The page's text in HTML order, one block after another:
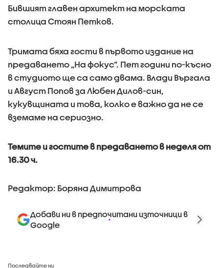
Бившият главен архитект на морската
столица Стоян Петков.
Тримата бяха гости в първото издание на
предаването „На фокус“. Пет години по-късно
в студиото ще са само двама. Влади Въргала
и Август Попов за Любен Дилов-син,
кукувщината и това, колко е важно да не се
вземаме на сериозно.
Темите и гостите в предаването в неделя от
16.30 ч.
Редактор: Боряна Димитрова
Добави ни в предпочитани източници в
Google
Последвайте ни